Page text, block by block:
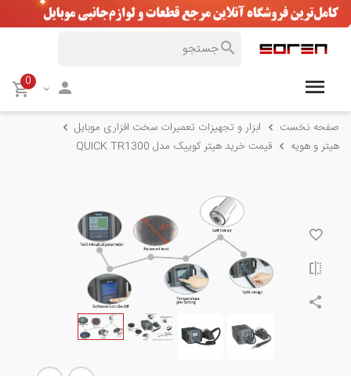
0
صفحه نخست
ابزار و تجهیزات تعمیرات سخت افزاری موبایل
هیتر و هویه
قیمت خرید هیتر کوییک مدل QUICK TR1300